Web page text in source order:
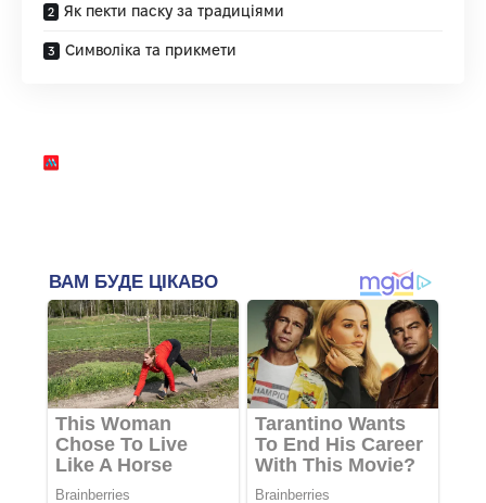
Як пекти паску за традиціями
Символіка та прикмети